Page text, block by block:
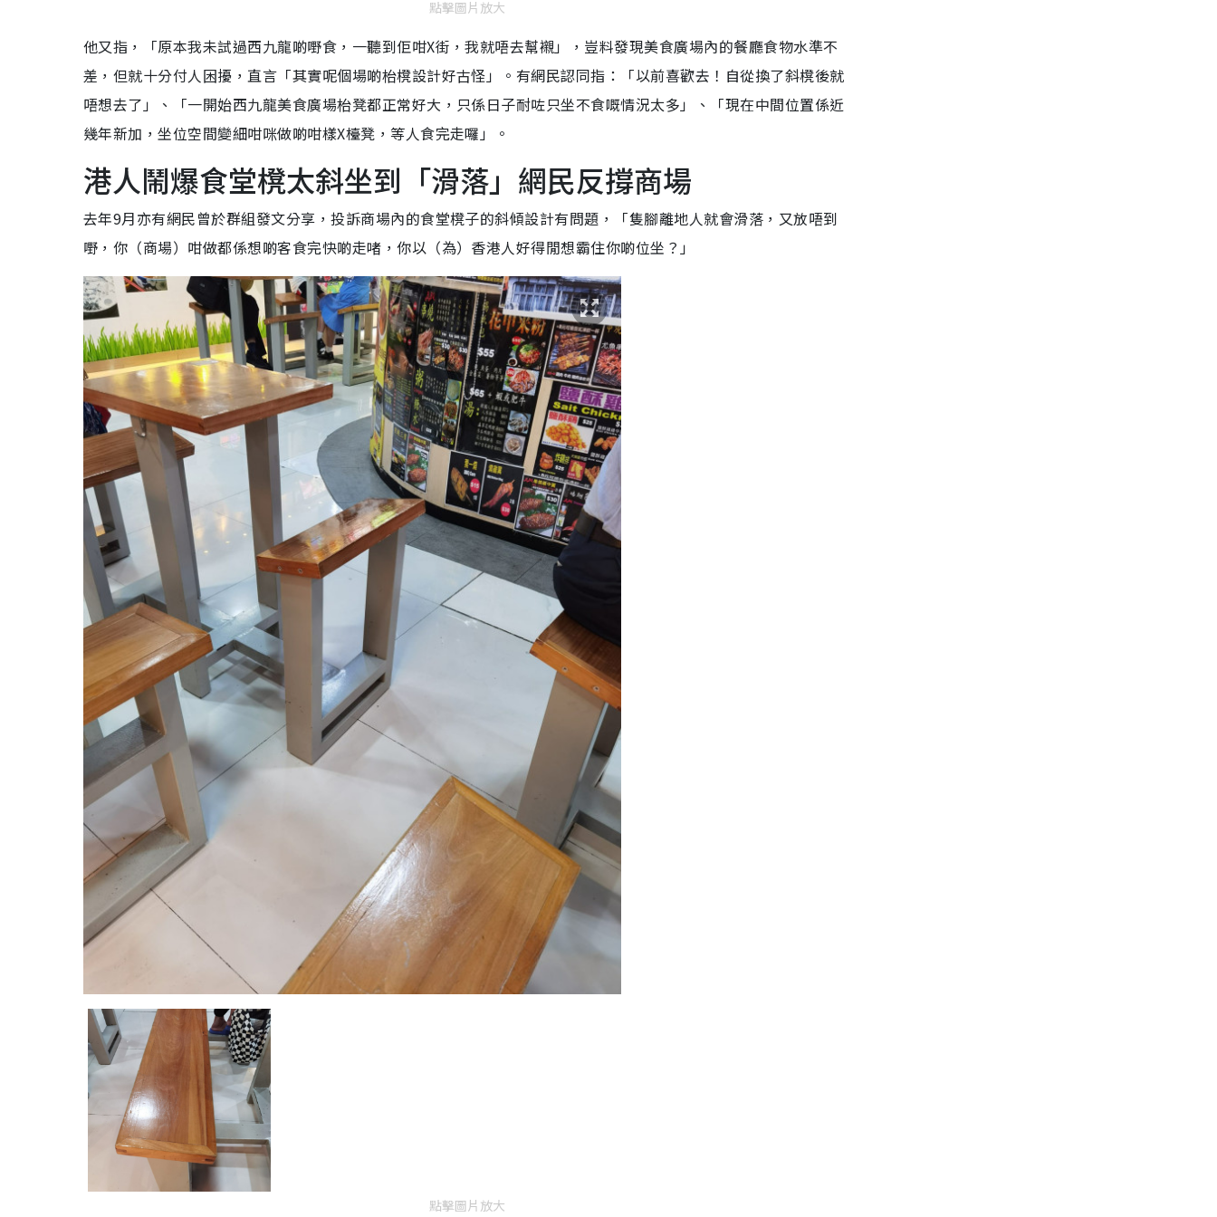
點擊圖片放大
他又指，「原本我未試過西九龍啲嘢食，一聽到佢咁X街，我就唔去幫襯」，豈料發現美食廣場內的餐廳食物水準不
差，但就十分付人困擾，直言「其實呢個場啲枱櫈設計好古怪」。有網民認同指：「以前喜歡去！自從換了斜櫈後就
唔想去了」、「一開始西九龍美食廣場枱凳都正常好大，只係日子耐咗只坐不食嘅情況太多」、「現在中間位置係近
幾年新加，坐位空間變細咁咪做啲咁樣X檯凳，等人食完走囉」。
港人鬧爆食堂櫈太斜坐到「滑落」網民反撐商場
去年9月亦有網民曾於群組發文分享，投訴商場內的食堂櫈子的斜傾設計有問題，「隻腳離地人就會滑落，又放唔到
嘢，你（商場）咁做都係想啲客食完快啲走啫，你以（為）香港人好得閒想霸住你啲位坐？」
點擊圖片放大